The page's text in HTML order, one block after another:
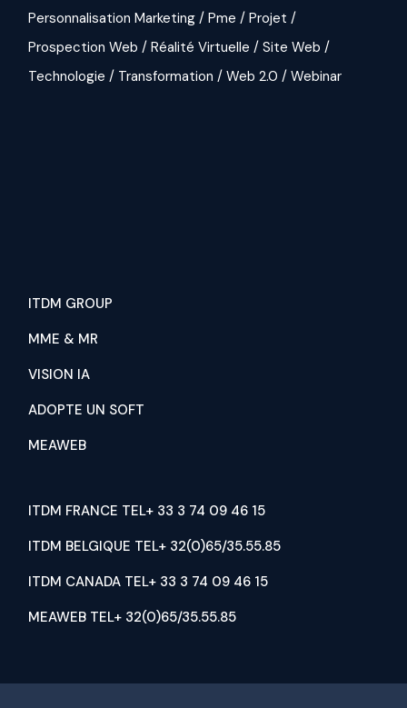
Personnalisation Marketing
Pme
Projet
Prospection Web
Réalité Virtuelle
Site Web
Technologie
Transformation Web 2.0 Webinar
ITDM GROUP
MME & MR
VISION IA
ADOPTE UN SOFT
MEAWEB
ITDM FRANCE TEL+ 33 3 74 09 46 15
ITDM BELGIQUE TEL+ 32(0)65/35.55.85
ITDM CANADA TEL+ 33 3 74 09 46 15
MEAWEB TEL+ 32(0)65/35.55.85